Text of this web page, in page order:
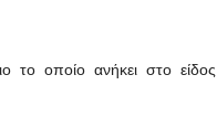
το οποίο ανήκει στο είδος